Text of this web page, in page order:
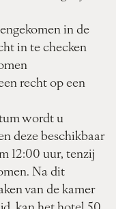
in de
in te checken
recht op een
wordt u
deze beschikbaar
12:00 uur, tenzij
Na dit
van de kamer